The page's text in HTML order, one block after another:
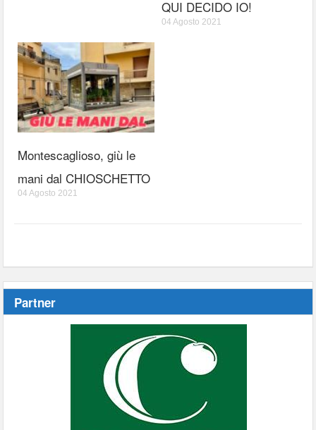
QUI DECIDO IO!
04 Agosto 2021
Montescaglioso, giù le
mani dal CHIOSCHETTO
04 Agosto 2021
Partner